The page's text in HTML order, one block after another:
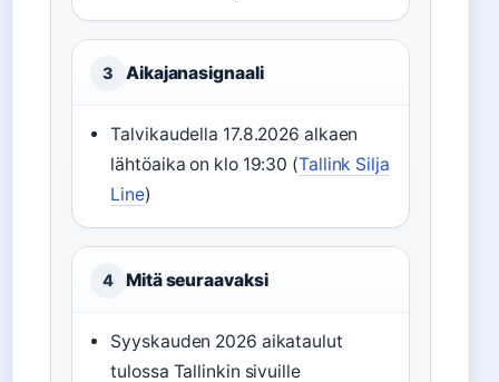
3 Aikajanasignaali
Talvikaudella 17.8.2026 alkaen
lähtöaika on klo 19:30 (Tallink Silja
Line)
4 Mitä seuraavaksi
Syyskauden 2026 aikataulut
tulossa Tallinkin sivuille